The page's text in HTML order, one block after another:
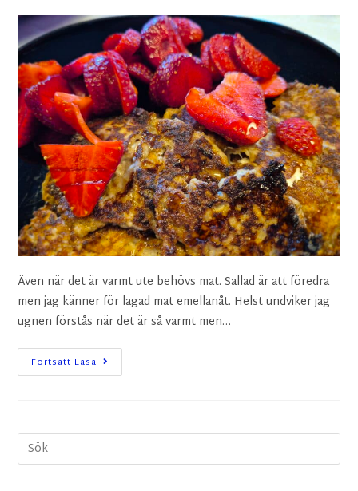
Även när det är varmt ute behövs mat. Sallad är att föredra
men jag känner för lagad mat emellanåt. Helst undviker jag
ugnen förstås när det är så varmt men…
Fortsätt Läsa